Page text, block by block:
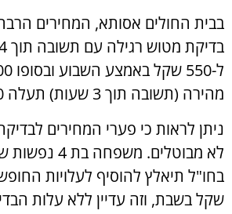
בבית החולים אסותא, המחירים הרבה
מהירה (תשובה תוך 3 שעות) תעלה 750 שקל.
ניתן לראות כי פערי המחירים
לא מבוטלים.
שקל בשבת, וזה עדיין ללא עלות